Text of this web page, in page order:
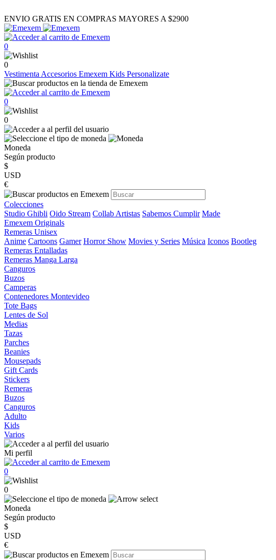
ENVIO GRATIS EN COMPRAS MAYORES A $2900
0
0
Vestimenta Accesorios Emexem Kids Personalizate
0
0
Moneda
Según producto
$
USD
€
Colecciones
Studio Ghibli Oido Stream Collab Artistas Sabemos Cumplir Made
Emexem Originals
Remeras Unisex
Anime Cartoons Gamer Horror Show Movies y Series Música Iconos Bootleg
Remeras Entalladas
Remeras Manga Larga
Canguros
Buzos
Camperas
Contenedores Montevideo
Tote Bags
Lentes de Sol
Medias
Tazas
Parches
Beanies
Mousepads
Gift Cards
Stickers
Remeras
Buzos
Canguros
Adulto
Kids
Varios
Mi perfil
0
0
Moneda
Según producto
$
USD
€